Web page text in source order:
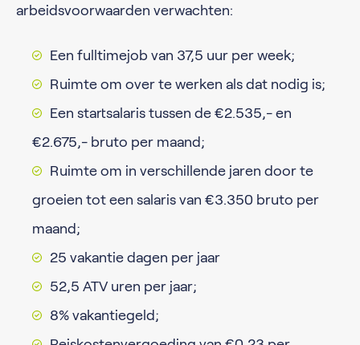
arbeidsvoorwaarden verwachten:
Een fulltimejob van 37,5 uur per week;
Ruimte om over te werken als dat nodig is;
Een startsalaris tussen de €2.535,- en
€2.675,- bruto per maand;
Ruimte om in verschillende jaren door te
groeien tot een salaris van €3.350 bruto per
maand;
25 vakantie dagen per jaar
52,5 ATV uren per jaar;
8% vakantiegeld;